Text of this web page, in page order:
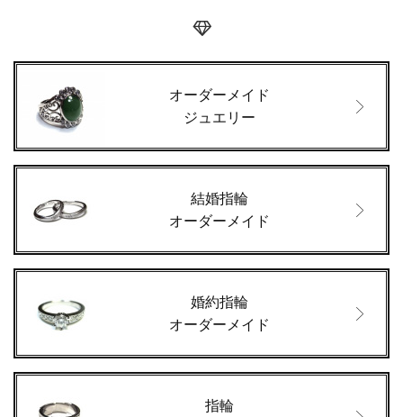
オーダーメイド
ジュエリー
結婚指輪
オーダーメイド
婚約指輪
オーダーメイド
指輪